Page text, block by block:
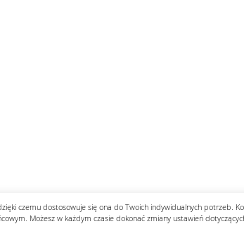
czemu dostosowuje się ona do Twoich indywidualnych potrzeb.
Możesz w każdym czasie dokonać zmiany ustawień